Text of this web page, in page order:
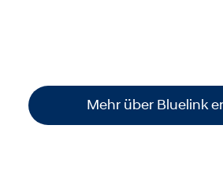
Mehr über Bluelink